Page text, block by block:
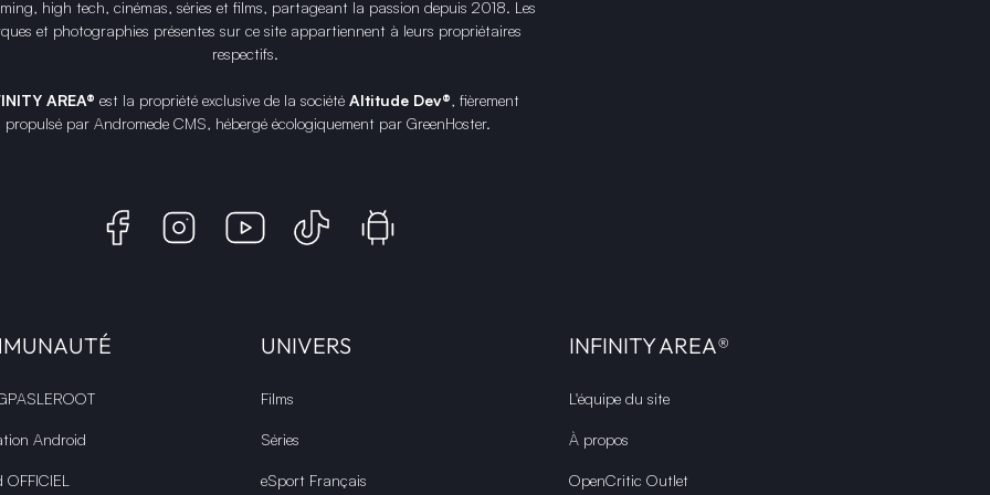
high tech, cinémas, séries et films, partageant la passion depuis 2018. Les
et photographies présentes sur ce site appartiennent à leurs propriétaires
respectifs.
AREA® est la propriété exclusive de la société Altitude Dev®, fièrement
propulsé par Andromede CMS, hébergé écologiquement par GreenHoster.
Android
UNIVERS
Films
Séries
eSport Français
INFINITY AREA®
L'équipe du site
À propos
OpenCritic Outlet